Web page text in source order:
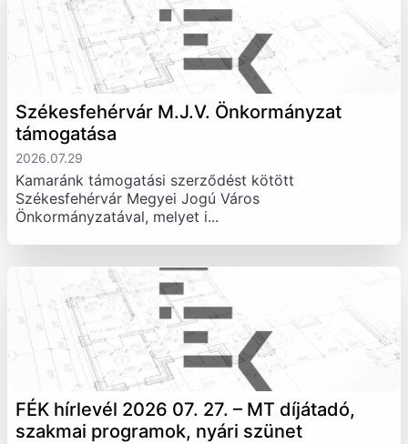
Székesfehérvár M.J.V. Önkormányzat
támogatása
2026.07.29
Kamaránk támogatási szerződést kötött
Székesfehérvár Megyei Jogú Város
Önkormányzatával, melyet i...
FÉK hírlevél 2026 07. 27. – MT díjátadó,
szakmai programok, nyári szünet